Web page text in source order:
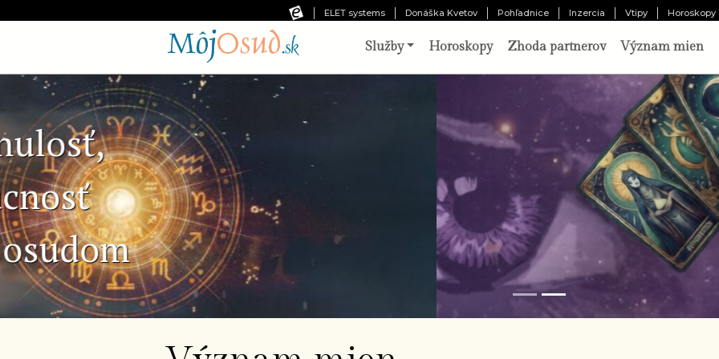
ELET systems Donáška Kvetov Pohľadnice Inzercia Vtipy Horoskopy
Služby Horoskopy Zhoda partnerov Význam mien
Čo vám pripravil osud?
Nechajte tri karty prehovoriť o vašej minulosti,
prítomnosti a budúcnosti. Výklad pripravený
Odhaliť
Predchádzajúca snímka